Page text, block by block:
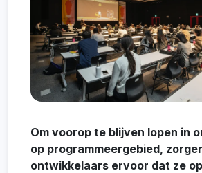
Om voorop te blijven lopen in
op programmeergebied,
ontwikkelaars ervoor dat ze